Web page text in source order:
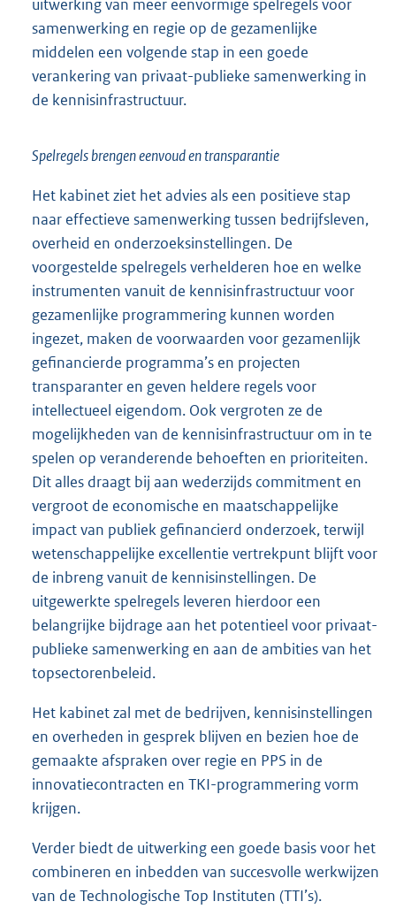
uitwerking van meer eenvormige spelregels voor
samenwerking en regie op de gezamenlijke
middelen een volgende stap in een goede
verankering van privaat-publieke samenwerking in
de kennisinfrastructuur.
Spelregels brengen eenvoud en transparantie
Het kabinet ziet het advies als een positieve stap
naar effectieve samenwerking tussen bedrijfsleven,
overheid en onderzoeksinstellingen. De
voorgestelde spelregels verhelderen hoe en welke
instrumenten vanuit de kennisinfrastructuur voor
gezamenlijke programmering kunnen worden
ingezet, maken de voorwaarden voor gezamenlijk
gefinancierde programma’s en projecten
transparanter en geven heldere regels voor
intellectueel eigendom. Ook vergroten ze de
mogelijkheden van de kennisinfrastructuur om in te
spelen op veranderende behoeften en prioriteiten.
Dit alles draagt bij aan wederzijds commitment en
vergroot de economische en maatschappelijke
impact van publiek gefinancierd onderzoek, terwijl
wetenschappelijke excellentie vertrekpunt blijft voor
de inbreng vanuit de kennisinstellingen. De
uitgewerkte spelregels leveren hierdoor een
belangrijke bijdrage aan het potentieel voor privaat-
publieke samenwerking en aan de ambities van het
topsectorenbeleid.
Het kabinet zal met de bedrijven, kennisinstellingen
en overheden in gesprek blijven en bezien hoe de
gemaakte afspraken over regie en PPS in de
innovatiecontracten en TKI-programmering vorm
krijgen.
Verder biedt de uitwerking een goede basis voor het
combineren en inbedden van succesvolle werkwijzen
van de Technologische Top Instituten (TTI’s).